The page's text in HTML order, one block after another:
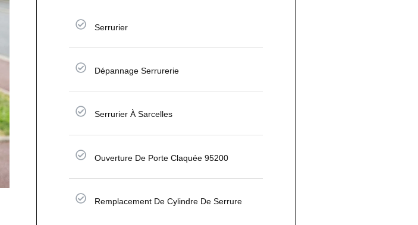
Serrurier
Dépannage Serrurerie
Serrurier À Sarcelles
Ouverture De Porte Claquée 95200
Remplacement De Cylindre De Serrure